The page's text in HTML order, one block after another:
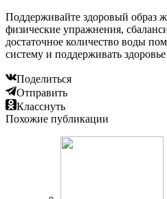
Поддерживайте здоровый образ
физические упражнения,
достаточное количество воды
систему и поддерживать
Поделиться
Отправить
Класснуть
Похожие публикации